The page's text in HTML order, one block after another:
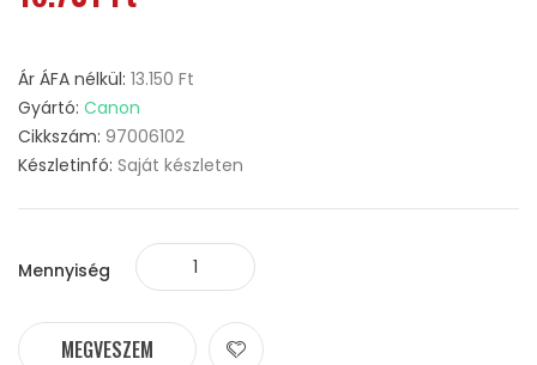
Ár ÁFA nélkül: 13.150 Ft
Gyártó: Canon
Cikkszám: 97006102
Készletinfó: Saját készleten
Mennyiség
MEGVESZEM